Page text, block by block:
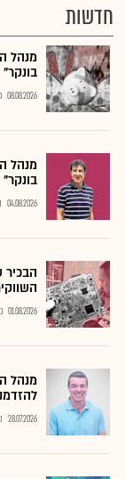
חדשות
מנהל
בונקר"
08.08.2026
מנהל
בונקר"
04.08.2026
הבכיר
01.08.2026
מנהל
28.07.2026